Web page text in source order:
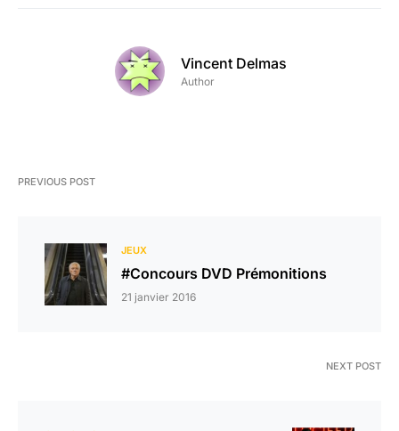
Vincent Delmas
Author
PREVIOUS POST
JEUX
#Concours DVD Prémonitions
21 janvier 2016
NEXT POST